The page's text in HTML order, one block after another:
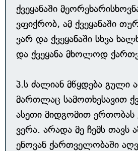
ქვეყანაში
ვფიქრობ, ამ ქვეყანაში
ვარ და ქვეყანაში სხვა
და ქვეყანა მხოლოდ
პ.ს ძალიან მწყდება გული
მართლაც სამოთხესავით
ასეთი მიდგომით ერთობას
ვერა. არადა მე ჩემს თავს
ენოვან ქართველობაში